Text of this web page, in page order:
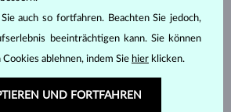
auch so fortfahren. Beachten Sie jedoch,
beeinträchtigen kann. Sie können
ablehnen, indem Sie hier klicken.
UND FORTFAHREN